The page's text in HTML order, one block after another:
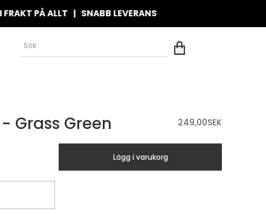
PÅ ALLT | SNABB LEVERANS
Grass Green 249,00SEK
Lägg i varukorg